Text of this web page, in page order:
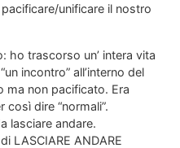
unificare il nostro
ho trascorso un’ intera vita
incontro” all’interno del
ma non pacificato. Era
così dire “normali”.
lasciare andare.
LASCIARE ANDARE